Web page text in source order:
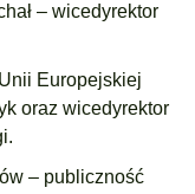
– wicedyrektor
Europejskiej
oraz wicedyrektor
– publiczność